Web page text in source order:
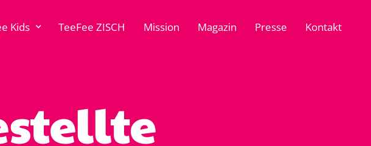
Kids TeeFee ZISCH Mission Magazin Presse Kontakt